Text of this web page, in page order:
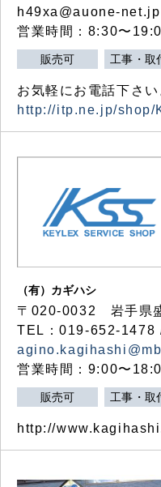
h49xa@auone-net.jp
営業時間：8:30〜
販売可 工事・取
お気軽にお電話下さい
http://itp.ne.jp/shop/
（有）カギハシ
〒020-0032 岩手県
TEL：019-652-1478
営業時間：9:00〜
販売可 工事・取
http://